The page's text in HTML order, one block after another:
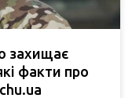
захищає
факти про